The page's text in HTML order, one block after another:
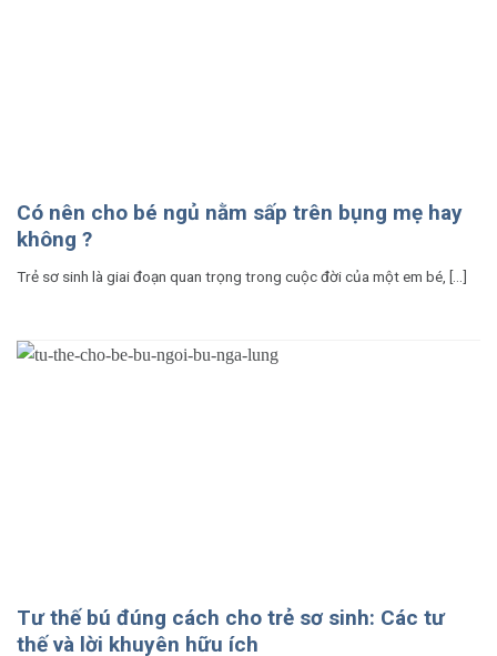
Có nên cho bé ngủ nằm sấp trên bụng mẹ hay
không ?
Trẻ sơ sinh là giai đoạn quan trọng trong cuộc đời của một em bé, [...]
Tư thế bú đúng cách cho trẻ sơ sinh: Các tư
thế và lời khuyên hữu ích